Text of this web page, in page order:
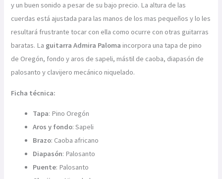
y un buen sonido a pesar de su bajo precio. La altura de las
cuerdas está ajustada para las manos de los mas pequeños y lo les
resultará frustrante tocar con ella como ocurre con otras guitarras
baratas. La guitarra Admira Paloma incorpora una tapa de pino
de Oregón, fondo y aros de sapeli, mástil de caoba, diapasón de
palosanto y clavijero mecánico niquelado.
Ficha técnica:
Tapa: Pino Oregón
Aros y fondo: Sapeli
Brazo: Caoba africano
Diapasón: Palosanto
Puente: Palosanto